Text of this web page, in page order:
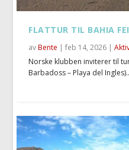
FLATTUR TIL BAHIA
avBente |feb 14, 2026 |
Norske klubben inviterer til
Barbadoss – Playa del